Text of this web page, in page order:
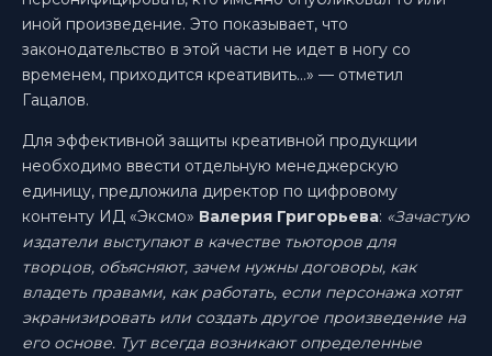
иной произведение. Это показывает, что
законодательство в этой части не идет в ногу со
временем, приходится креативить...» — отметил
Гацалов.
Для эффективной защиты креативной продукции
необходимо ввести отдельную менеджерскую
единицу, предложила директор по цифровому
контенту ИД «Эксмо»‎ Валерия Григорьева: «Зачастую
издатели выступают в качестве тьюторов для
творцов, объясняют, зачем нужны договоры, как
владеть правами, как работать, если персонажа хотят
экранизировать или создать другое произведение на
его основе. Тут всегда возникают определенные